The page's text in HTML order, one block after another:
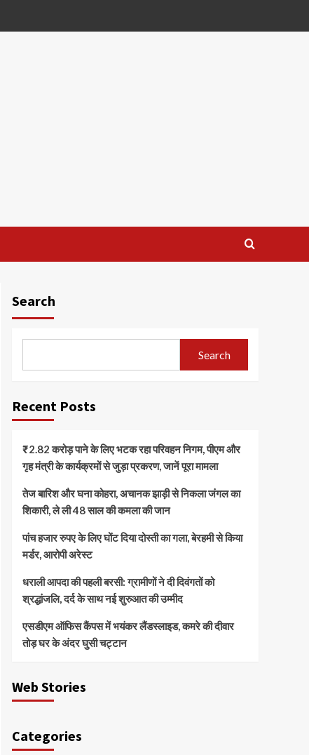
Search
Search
Recent Posts
₹2.82 करोड़ पाने के लिए भटक रहा परिवहन निगम, पीएम और
गृह मंत्री के कार्यक्रमों से जुड़ा प्रकरण, जानें पूरा मामला
तेज बारिश और घना कोहरा, अचानक झाड़ी से निकला जंगल का
शिकारी, ले ली 48 साल की कमला की जान
पांच हजार रुपए के लिए घोंट दिया दोस्ती का गला, बेरहमी से किया
मर्डर, आरोपी अरेस्ट
धराली आपदा की पहली बरसी: ग्रामीणों ने दी दिवंगतों को
श्रद्धांजलि, दर्द के साथ नई शुरुआत की उम्मीद
एसडीएम ऑफिस कैंपस में भयंकर लैंडस्लाइड, कमरे की दीवार
तोड़ घर के अंदर घुसी चट्टान
Web Stories
Categories